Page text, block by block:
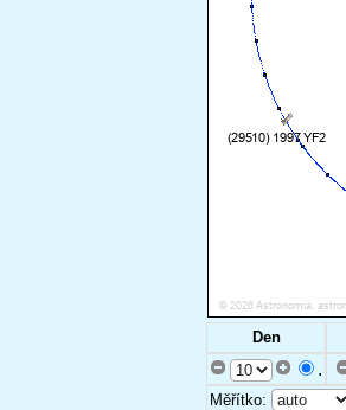
Den
.
Měřítko: